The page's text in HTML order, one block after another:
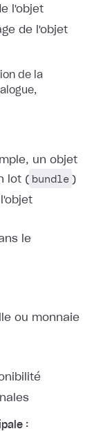
l'objet
de l'objet
de la
un objet
lot ( bundle )
le
ou monnaie
: